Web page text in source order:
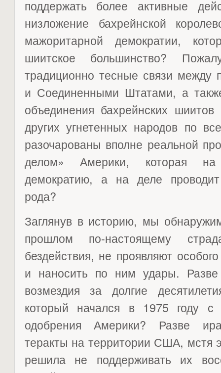
поддержать более активные
низложение бахрейнской
мажоритарной демократии,
шиитское большинство?
традиционно тесные связи между
и Соединенными Штатами, а
объединения бахрейнских
других угнетенных народов по
разочарованы вполне реальной
делом» Америки, которая на
демократию, а на деле
рода?
Заглянув в историю, мы
прошлом по-настоящему
бездействия, не проявляют
и наносить по ним удары.
возмездия за долгие
который начался в 1975 году с
одобрения Америки? Разве
теракты на территории США, мстя
решила не поддерживать их